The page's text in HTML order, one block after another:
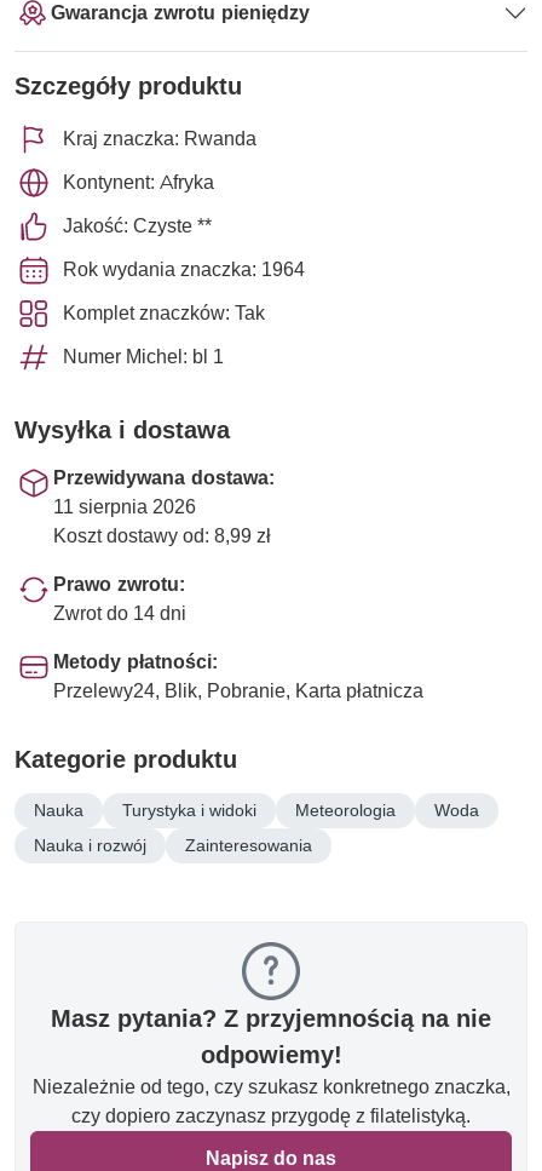
Gwarancja zwrotu pieniędzy
Szczegóły produktu
Kraj znaczka: Rwanda
Kontynent: Afryka
Jakość: Czyste **
Rok wydania znaczka: 1964
Komplet znaczków: Tak
Numer Michel: bl 1
Wysyłka i dostawa
Przewidywana dostawa:
11 sierpnia 2026
Koszt dostawy od: 8,99 zł
Prawo zwrotu:
Zwrot do 14 dni
Metody płatności:
Przelewy24, Blik, Pobranie, Karta płatnicza
Kategorie produktu
Nauka Turystyka i widoki Meteorologia
Woda
Nauka i rozwój
Zainteresowania
Masz pytania? Z przyjemnością na nie
odpowiemy!
Niezależnie od tego, czy szukasz konkretnego znaczka,
czy dopiero zaczynasz przygodę z filatelistyką.
Napisz do nas